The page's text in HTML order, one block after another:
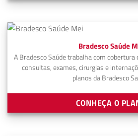
Bradesco Saúde
A Bradesco Saúde trabalha com
consultas, exames, cirurgias e
planos da Bradesco
CONHEÇA O